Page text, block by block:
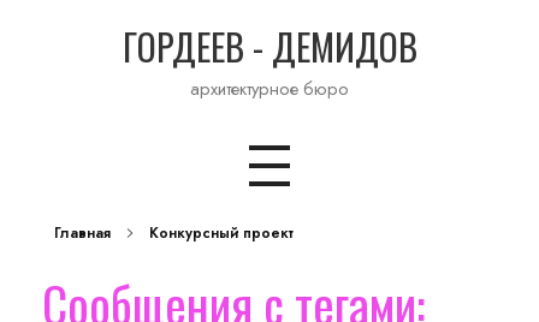
ГОРДЕЕВ - ДЕМИДОВ
архитектурное бюро
Главная Конкурсный проект
Сообщения с тегами: